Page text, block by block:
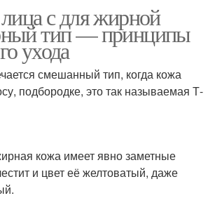
с для жирной
тип — принципы
ухода
смешанный тип, когда кожа
подбородке, это так называемая Т-
кожа имеет явно заметные
и цвет её желтоватый, даже